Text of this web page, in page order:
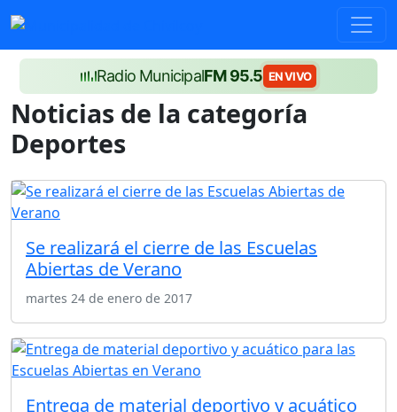
Radio MunicipalFM 95.5 EN VIVO
Noticias de la categoría
Deportes
Se realizará el cierre de las Escuelas
Abiertas de Verano
martes 24 de enero de 2017
Entrega de material deportivo y acuático